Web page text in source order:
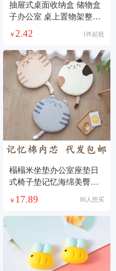
抽屉式桌面收纳盒 储物盒
子办公室 桌上置物架整理
柜批发整理盒
￥2.42 1件起批
榻榻米坐垫办公室座垫日
式椅子垫记忆海绵美臀垫
￥ 17.89 86人想买